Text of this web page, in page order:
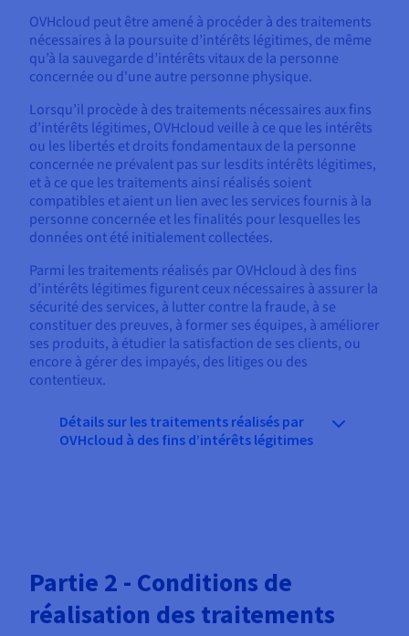
OVHcloud peut être amené à procéder à des traitements
nécessaires à la poursuite d’intérêts légitimes, de même
qu’à la sauvegarde d’intérêts vitaux de la personne
concernée ou d'une autre personne physique.
Lorsqu’il procède à des traitements nécessaires aux fins
d’intérêts légitimes, OVHcloud veille à ce que les intérêts
ou les libertés et droits fondamentaux de la personne
concernée ne prévalent pas sur lesdits intérêts légitimes,
et à ce que les traitements ainsi réalisés soient
compatibles et aient un lien avec les services fournis à la
personne concernée et les finalités pour lesquelles les
données ont été initialement collectées.
Parmi les traitements réalisés par OVHcloud à des fins
d’intérêts légitimes figurent ceux nécessaires à assurer la
sécurité des services, à lutter contre la fraude, à se
constituer des preuves, à former ses équipes, à améliorer
ses produits, à étudier la satisfaction de ses clients, ou
encore à gérer des impayés, des litiges ou des
contentieux.
Détails sur les traitements réalisés par
OVHcloud à des fins d’intérêts légitimes
Partie 2 - Conditions de
réalisation des traitements